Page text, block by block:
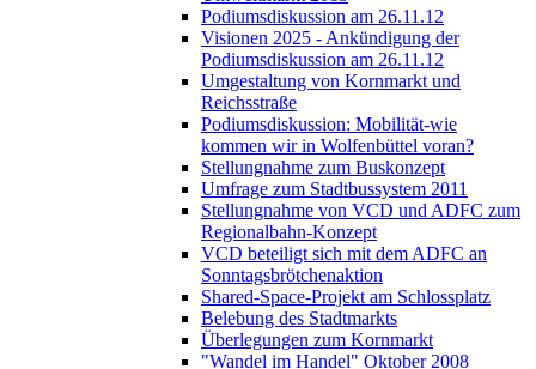
Podiumsdiskussion am 26.11.12
Visionen 2025 - Ankündigung der
Podiumsdiskussion am 26.11.12
Umgestaltung von Kornmarkt und
Reichsstraße
Podiumsdiskussion: Mobilität-wie
kommen wir in Wolfenbüttel voran?
Stellungnahme zum Buskonzept
Umfrage zum Stadtbussystem 2011
Stellungnahme von VCD und ADFC zum
Regionalbahn-Konzept
VCD beteiligt sich mit dem ADFC an
Sonntagsbrötchenaktion
Shared-Space-Projekt am Schlossplatz
Belebung des Stadtmarkts
Überlegungen zum Kornmarkt
"Wandel im Handel" Oktober 2008